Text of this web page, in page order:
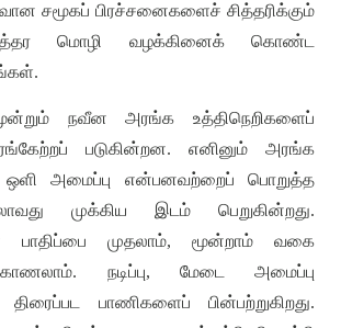
சமூகப் பிரச்சனைகளைச் சித்தரிக்கும்
மொழி வழக்கினைக்
கொண்ட
.
நவீன அரங்க உத்திநெறிகளைப்
படுகின்றன. எனினும் அரங்க
ஒளி அமைப்பு என்பனவற்றைப் பொறுத்த
முக்கிய இடம் பெறுகின்றது.
பாதிப்பை முதலாம், மூன்றாம் வகை
. நடிப்பு, மேடை அமைப்பு
திரைப்பட பாணிகளைப் பின்பற்றுகிறது.